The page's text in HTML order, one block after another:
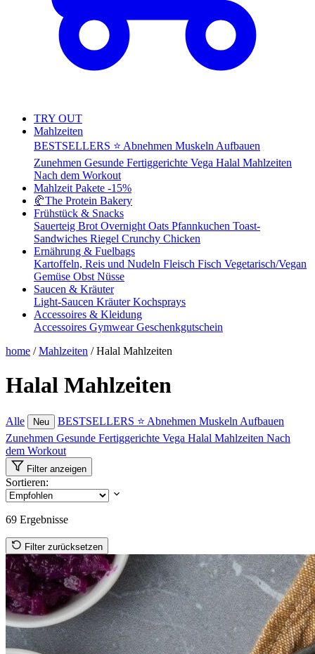
TRY OUT
Mahlzeiten
BESTSELLERS ⭐ Abnehmen Muskeln Aufbauen
Zunehmen Gesunde Fertiggerichte Vega Halal Mahlzeiten
Nach dem Workout
Mahlzeit Pakete -15%
🥐The Protein Bakery
Frühstück & Snacks
Sauerteig Brot Overnight Oats Pfannkuchen Toast-
Sandwiches Riegel Crunchy Chicken
Ernährung & Fuelbags
Kartoffeln, Reis und Nudeln Fleisch Fisch Vegetarisch/Vegan
Gemüse Obst Nüsse
Saucen & Kräuter
Light-Saucen KräuterKochsprays
Accessoires & Kleidung
Accessoires GymwearGeschenkgutschein
home / Mahlzeiten / Halal Mahlzeiten
Halal Mahlzeiten
Alle Neu BESTSELLERS ⭐ Abnehmen Muskeln Aufbauen
Zunehmen Gesunde Fertiggerichte Vega Halal Mahlzeiten Nach
dem Workout
Filter anzeigen
Sortieren:
69 Ergebnisse
Filter zurücksetzen